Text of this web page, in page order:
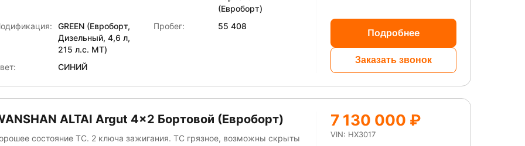
(Евроборт)
GREEN (Евроборт,
Дизельный, 4,6 л,
215 л.с. МТ)
Пробег: 55 408
СИНИЙ
Подробнее
Заказать звонок
ALTAI Аrgut 4x2 Бортовой (Евроборт)
состояние ТС. 2 ключа зажигания. ТС грязное, возможны скрыты
7 130 000 ₽
VIN: HX3017